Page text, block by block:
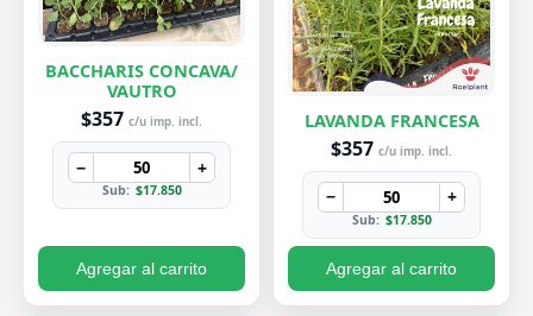
BACCHARIS CONCAVA/
VAUTRO
$357 c/u imp. incl.
− +
Sub: $17.850
Agregar al carrito
LAVANDA FRANCESA
$357 c/u imp. incl.
− +
Sub: $17.850
Agregar al carrito